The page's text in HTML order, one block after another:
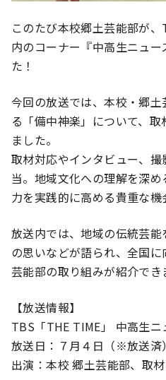
このたび本校郷土芸能部が、
内のコーナー『中高生ニュ
た！
今回の放送では、本校・郷
る「備中神楽」について、
ました。
取材対応やインタビュー、
当。地域文化への理解を深
力を実践的に高める貴重な機
放送内では、地域の伝統芸
の思いなどが語られ、全国
芸能部の取り組みが紹介でき
【放送情報】
TBS「THE TIME」 中高生ニ
放送日：７月４日（※放送済）
出演：本校 郷土芸能部、取